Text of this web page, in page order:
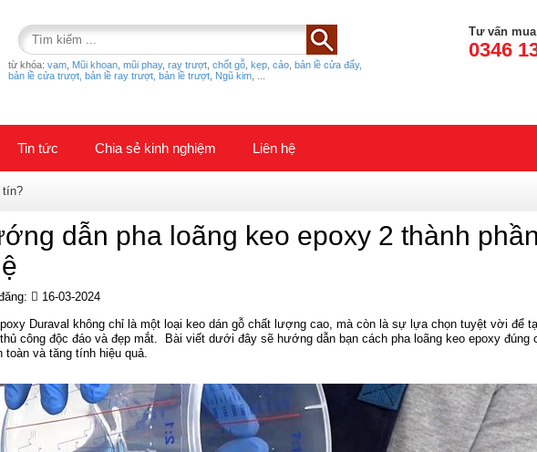
từ khóa: vam Mũi khoan mũi phay, ray trượt chốt gỗ kẹp cảo bản lề cửa đẩy,
bản lề cửa trượt, bản lề ray trượt, bản lề trượt Ngũ kim
Tư vấn
0346
Tin tức Chia sẻ kinh nghiệm Liên hệ
tín?
dẫn pha loãng keo epoxy 2 thành
16-03-2024
Duraval không chỉ là một loại keo dán gỗ chất lượng cao, mà còn là sự lựa chọn tuyệt vời để
công độc đáo và đẹp mắt. Bài viết dưới đây sẽ hướng dẫn bạn cách pha loãng keo epoxy đúng
toàn và tăng tính hiệu quả.